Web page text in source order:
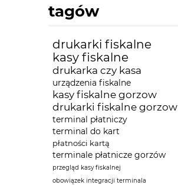
tagów
drukarki fiskalne
kasy fiskalne
drukarka czy kasa
urządzenia fiskalne
kasy fiskalne gorzow
drukarki fiskalne gorzow
terminal płatniczy
terminal do kart
płatności kartą
terminale płatnicze gorzów
przegląd kasy fiskalnej
obowiązek integracji terminala